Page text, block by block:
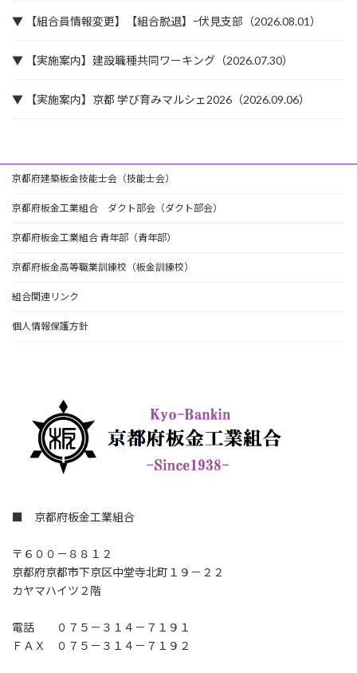
▼ 【組合員情報変更】【組合脱退】ｰ伏見支部（2026.08.01）
▼ 【実施案内】建設職種共同ワーキング（2026.07.30）
▼ 【実施案内】京都 学び育みマルシェ2026（2026.09.06）
京都府建築板金技能士会（技能士会）
京都府板金工業組合 ダクト部会（ダクト部会）
京都府板金工業組合 青年部（青年部）
京都府板金高等職業訓練校（板金訓練校）
組合関連リンク
個人情報保護方針
■ 京都府板金工業組合
〒６００－８８１２
京都府京都市下京区中堂寺北町１９－２２
カヤマハイツ２階
電話 ０７５－３１４－７１９１
ＦＡＸ ０７５－３１４－７１９２